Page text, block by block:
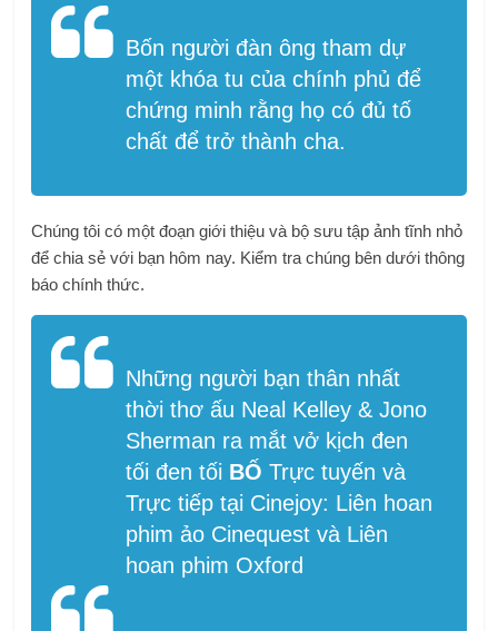
Bốn người đàn ông tham dự
một khóa tu của chính phủ để
chứng minh rằng họ có đủ tố
chất để trở thành cha.
Chúng tôi có một đoạn giới thiệu và bộ sưu tập ảnh tĩnh nhỏ
để chia sẻ với bạn hôm nay. Kiểm tra chúng bên dưới thông
báo chính thức.
Những người bạn thân nhất
thời thơ ấu Neal Kelley & Jono
Sherman ra mắt vở kịch đen
tối đen tối BỐ Trực tuyến và
Trực tiếp tại Cinejoy: Liên hoan
phim ảo Cinequest và Liên
hoan phim Oxford